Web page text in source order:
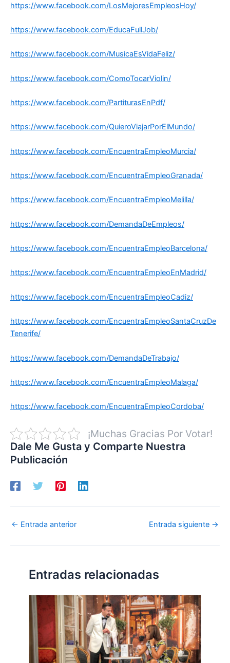
https://www.facebook.com/LosMejoresEmpleosHoy/
https://www.facebook.com/EducaFullJob/
https://www.facebook.com/MusicaEsVidaFeliz/
https://www.facebook.com/ComoTocarViolin/
https://www.facebook.com/PartiturasEnPdf/
https://www.facebook.com/QuieroViajarPorElMundo/
https://www.facebook.com/EncuentraEmpleoMurcia/
https://www.facebook.com/EncuentraEmpleoGranada/
https://www.facebook.com/EncuentraEmpleoMelilla/
https://www.facebook.com/DemandaDeEmpleos/
https://www.facebook.com/EncuentraEmpleoBarcelona/
https://www.facebook.com/EncuentraEmpleoEnMadrid/
https://www.facebook.com/EncuentraEmpleoCadiz/
https://www.facebook.com/EncuentraEmpleoSantaCruzDe
Tenerife/
https://www.facebook.com/DemandaDeTrabajo/
https://www.facebook.com/EncuentraEmpleoMalaga/
https://www.facebook.com/EncuentraEmpleoCordoba/
¡Muchas Gracias Por Votar!
Dale Me Gusta y Comparte Nuestra
Publicación
← Entrada anterior Entrada siguiente →
Entradas relacionadas